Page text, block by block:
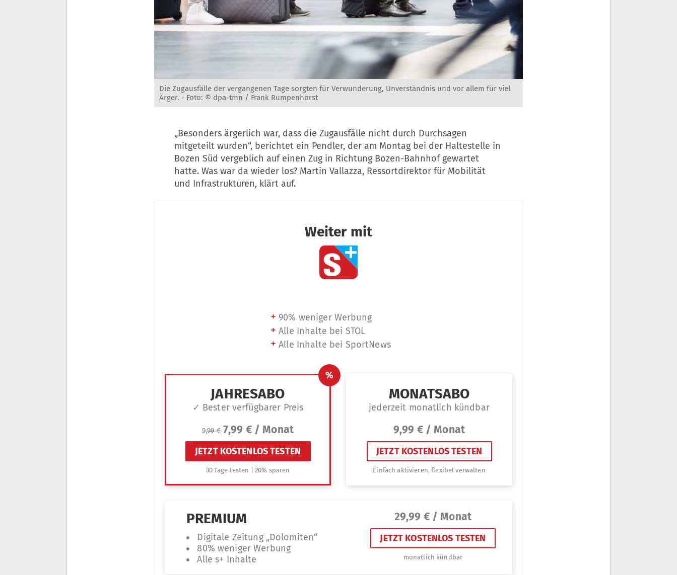
Die Zugausfälle der vergangenen Tage sorgten für Verwunderung, Unverständnis und vor allem für viel
Ärger. - Foto: © dpa-tmn / Frank Rumpenhorst
„Besonders ärgerlich war, dass die Zugausfälle nicht durch Durchsagen
mitgeteilt wurden“, berichtet ein Pendler, der am Montag bei der Haltestelle in
Bozen Süd vergeblich auf einen Zug in Richtung Bozen-Bahnhof gewartet
hatte. Was war da wieder los? Martin Vallazza, Ressortdirektor für Mobilität
und Infrastrukturen, klärt auf.